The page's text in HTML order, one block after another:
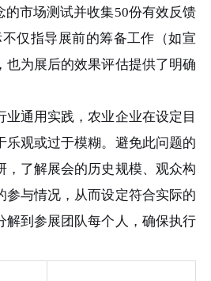
的市场测试并收集50份有效反馈
仅指导展前的筹备工作（如宣
也为展后的效果评估提供了明确
通用实践，农业企业在设定目
乐观或过于模糊。避免此问题的
，了解展会的历史规模、观众构
参与情况，从而设定符合实际的
解到参展团队每个人，确保执行